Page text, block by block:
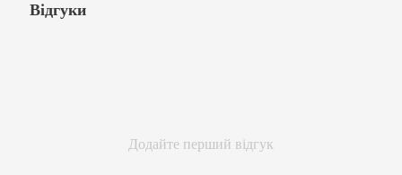
Відгуки
Додайте перший відгук